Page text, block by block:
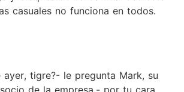
casuales no funciona en todos.
tigre?- le pregunta Mark, su
de la empresa.- por tu cara